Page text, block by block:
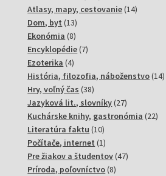
produktov
Atlasy, mapy, cestovanie 1414
Dom, byt 1313
produktov
Ekonómia 88
produktov
Encyklopédie 77
Ezoterika 44
produkty
História, filozofia, náboženstvo 1414
Hry, voľný čas 3838
produktov
Jazyková lit., slovníky 2727
produktov
Kuchárske knihy, gastronómia 2222
Literatúra faktu 1010
produktov
Počítače, internet 11
produkt
Pre žiakov a študentov 4747
Príroda, poľovníctvo 88